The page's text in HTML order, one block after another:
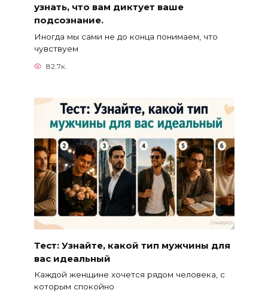
узнать, что вам диктует ваше
подсознание.
Иногда мы сами не до конца понимаем, что
чувствуем
82.7к.
Тест: Узнайте, какой тип мужчины для
вас идеальный
Каждой женщине хочется рядом человека, с
которым спокойно